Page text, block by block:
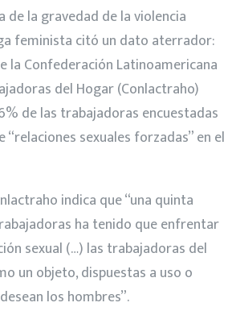
de la gravedad de la violencia
feminista citó un dato aterrador:
la Confederación Latinoamericana
del Hogar (Conlactraho)
de las trabajadoras encuestadas
sexuales forzadas” en el
indica que “una quinta
ha tenido que enfrentar
sexual (…) las trabajadoras del
un objeto, dispuestas a uso o
los hombres”.